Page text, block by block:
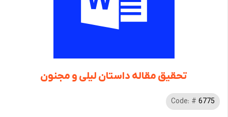
تحقیق مقاله داستان لیلی و مجنون
Code: # 6775